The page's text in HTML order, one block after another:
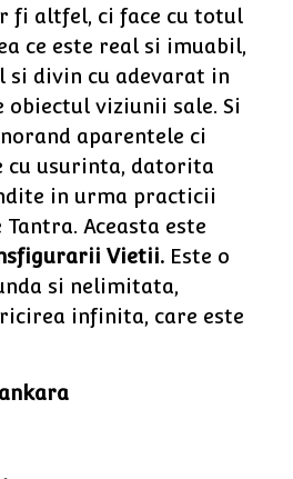
fi altfel, ci face cu totul
ce este real si imuabil,
si divin cu adevarat in
obiectul viziunii sale. Si
aparentele ci
cu usurinta, datorita
in urma practicii
Tantra. Aceasta este
Vietii. Este o
si nelimitata,
infinita, care este